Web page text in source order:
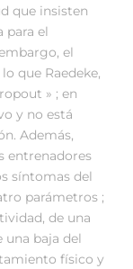
que insisten
para el
el
que Raedeke,
» ; en
y no está
Además,
entrenadores
síntomas del
parámetros ;
de una
una baja del
físico y